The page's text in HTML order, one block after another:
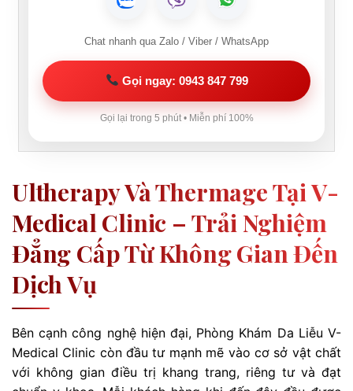
Chat nhanh qua Zalo / Viber / WhatsApp
Gọi ngay: 0943 847 799
Gọi lại trong 5 phút • Miễn phí 100%
Ultherapy Và Thermage Tại V-
Medical Clinic – Trải Nghiệm
Đẳng Cấp Từ Không Gian Đến
Dịch Vụ
Bên cạnh công nghệ hiện đại, Phòng Khám Da Liễu V-
Medical Clinic còn đầu tư mạnh mẽ vào cơ sở vật chất
với không gian điều trị khang trang, riêng tư và đạt